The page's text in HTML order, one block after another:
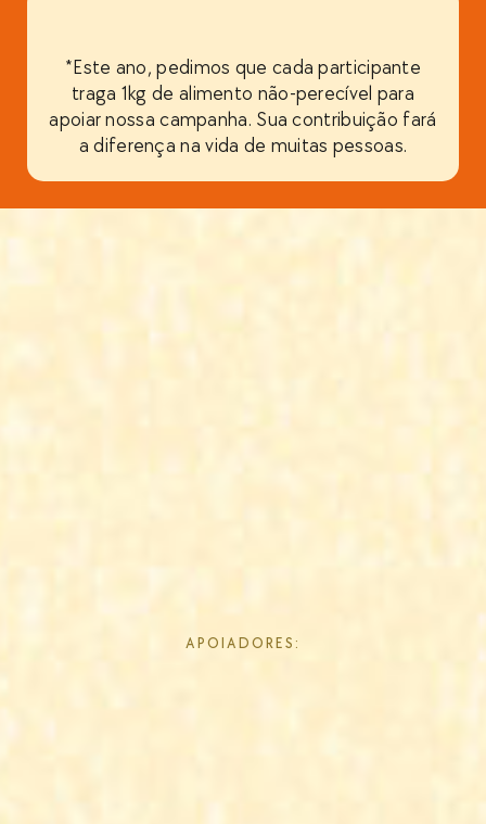
*Este ano, pedimos que cada participante
traga 1kg de alimento não-perecível para
apoiar nossa campanha. Sua contribuição fará
a diferença na vida de muitas pessoas.
APOIADORES: